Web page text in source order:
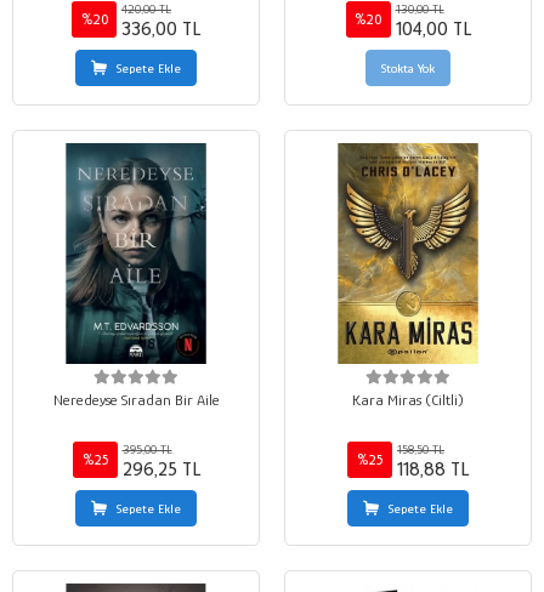
%20
420,00 TL
336,00 TL
Sepete Ekle
%20
130,00 TL
104,00 TL
Stokta Yok
Neredeyse Sıradan Bir Aile
%25
395,00 TL
296,25 TL
Sepete Ekle
Kara Miras (Ciltli)
%25
158,50 TL
118,88 TL
Sepete Ekle